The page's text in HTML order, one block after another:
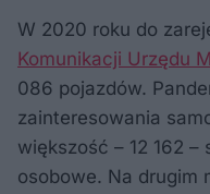
W 2020 roku do
Komunikacji Urzędu
086 pojazdów.
zainteresowania
większość – 12 162 –
osobowe. Na drugim